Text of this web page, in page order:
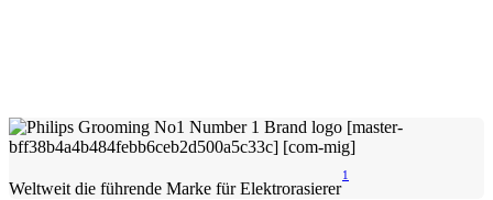
Weltweit die führende Marke für Elektrorasierer
1